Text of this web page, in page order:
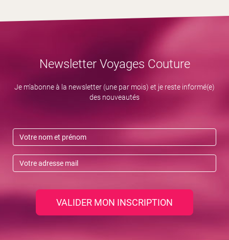
Newsletter Voyages Couture
Je m’abonne à la newsletter (une par mois) et je reste informé(e)
des nouveautés
VALIDER MON INSCRIPTION